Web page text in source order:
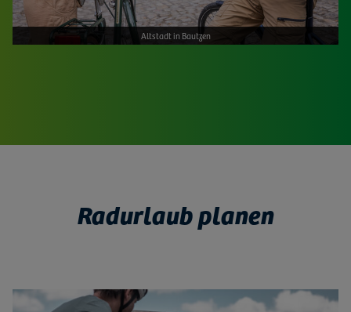
Altstadt in Bautzen
Radurlaub planen
Bild vergrößern